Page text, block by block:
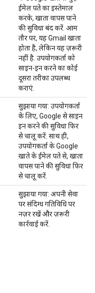
ईमेल पते का इस्तेमाल
करके, खाता वापस पाने
की सुविधा बंद करें. आम
तौर पर, यह Gmail खाता
होता है, लेकिन यह ज़रूरी
नहीं है. उपयोगकर्ता को
साइन-इन करने का कोई
दूसरा तरीका उपलब्ध
कराएं.
सुझाया गया: उपयोगकर्ता
के लिए, Google से साइन
इन करने की सुविधा फिर
से चालू करें. साथ ही,
उपयोगकर्ता के Google
खाते के ईमेल पते से, खाता
वापस पाने की सुविधा फिर
से चालू करें.
सुझाया गया: अपनी सेवा
पर संदिग्ध गतिविधि पर
नज़र रखें और ज़रूरी
कार्रवाई करें.